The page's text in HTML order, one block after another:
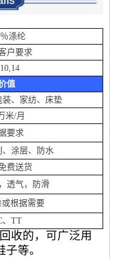
涤纶
户要求
值
、家纺、床垫
米/月
要求
涂层、防水
费送货
透气，防滑
或根据需要
、TT
收的，可广泛用
等。